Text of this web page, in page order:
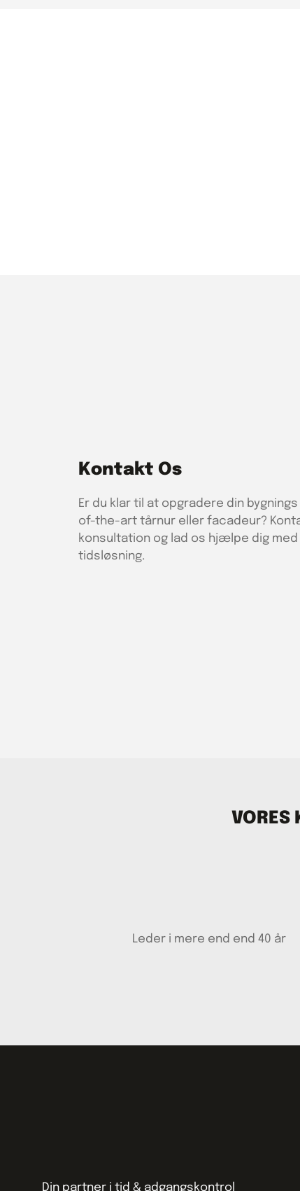
Kontakt Os
Er du klar til at opgradere din
of-the-art tårnur eller facadeur?
konsultation og lad os hjælpe dig
tidsløsning.
VORES
Leder i mere end end 40 år
Din partner i tid & adgangskontrol